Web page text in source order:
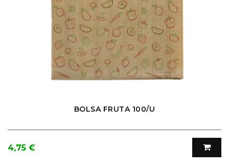
BOLSA FRUTA 100/U
Precio
4,75 €